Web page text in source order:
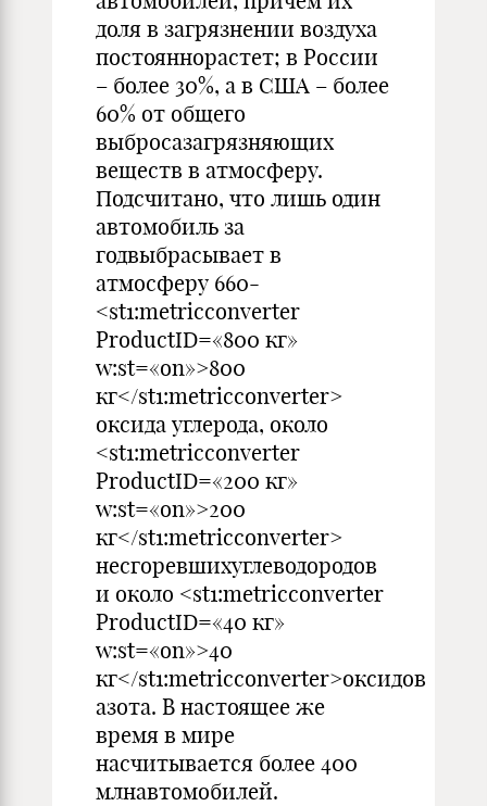
доля в загрязнении воздуха
постояннорастет; в России
– более 30%, а в США – более
60% от общего
выбросазагрязняющих
веществ в атмосфе­ру.
Подсчитано, что лишь один
автомобиль за
годвыбрасывает в
атмосферу 660-
<st1:metricconverter
ProductID=«800 кг»
w:st=«on»>800
кг</st1:metricconverter>
оксида углерода, около
<st1:metricconverter
ProductID=«200 кг»
w:st=«on»>200
кг</st1:metricconverter>
несгоревшихуглеводородов
и около <st1:metricconverter
ProductID=«40 кг»
w:st=«on»>40
кг</st1:metricconverter>оксидов
азота. В настоящее же
время в мире
насчитывается более 400
млнавтомобилей.